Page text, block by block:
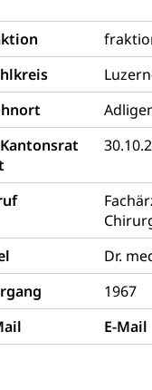
Dr.
1967
E-Mail
Jugend+Sport
Schulsport
Sportförderung
Tierschutz
und
Veterinärdienst
Wildtiere
von Wildtieren
Haltung Heimtiere
Testament,
Todesanzeige,
Erbenliste